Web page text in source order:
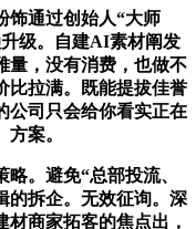
通过创始人“大师
级。自建AI素材阐发
量，没有消费，也做不
比拉满。既能提拔佳誉
公司只会给你看实正在
案。
。避免“总部投流、
的拆企。无效征询。深
商家拓客的焦点出，